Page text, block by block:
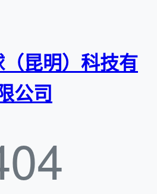
昆明）科技有
公司